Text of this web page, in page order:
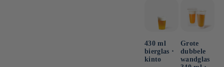
430 ml
bierglas ⋅
kinto
Grote
dubbele
wandglas